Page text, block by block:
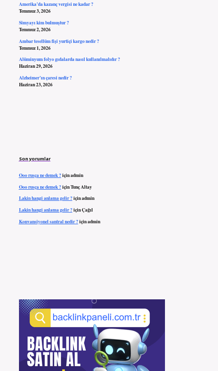
Amerika’da kazanç vergisi ne kadar ?
Temmuz 3, 2026
Simyayı kim bulmuştur ?
Temmuz 2, 2026
Ambar tesellüm fişi yurtiçi kargo nedir ?
Temmuz 1, 2026
Alüminyum folyo gıdalarda nasıl kullanılmalıdır ?
Haziran 29, 2026
Alzheimer’ın çaresi nedir ?
Haziran 23, 2026
Son yorumlar
Ooo rusça ne demek ?içinadmin
Ooo rusça ne demek ?içinTunç Altay
Lakin hangi anlama gelir ?içinadmin
Lakin hangi anlama gelir ?içinÇağıl
Konvansiyonel santral nedir ?içinadmin